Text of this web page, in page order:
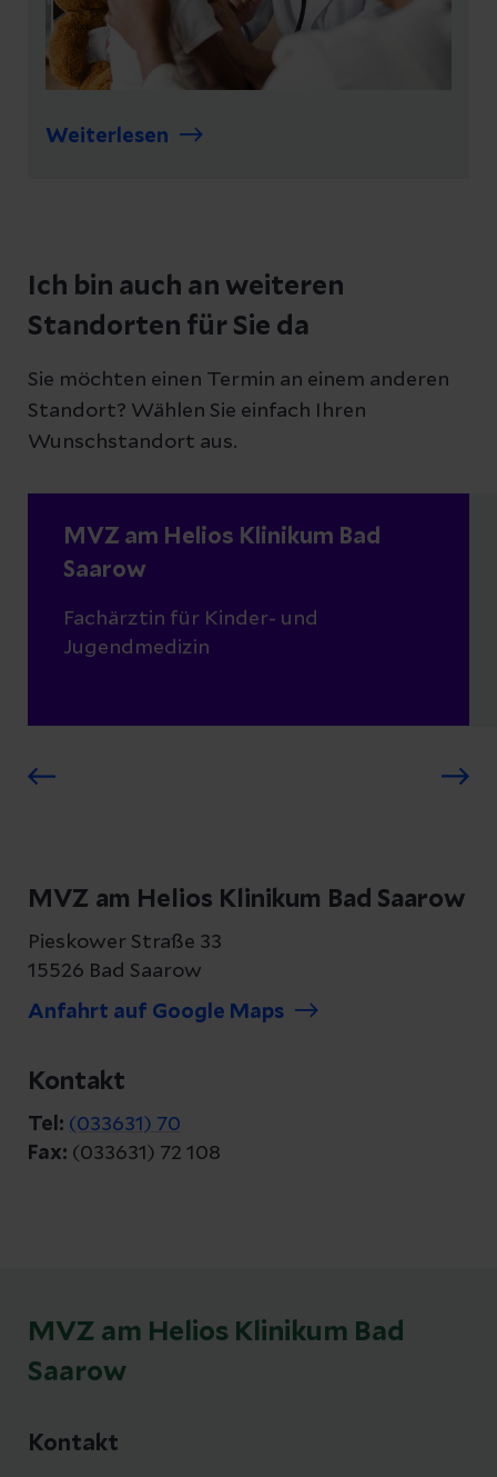
Weiterlesen
Ich bin auch an weiteren
Standorten für Sie da
Sie möchten einen Termin an einem anderen
Standort? Wählen Sie einfach Ihren
Wunschstandort aus.
MVZ am Helios Klinikum Bad
Saarow
Fachärztin für Kinder- und
Jugendmedizin
MVZ am Helios Klinikum Bad Saarow
Pieskower Straße 33
15526 Bad Saarow
Anfahrt auf Google Maps
Kontakt
Tel: (033631) 70
Fax: (033631) 72 108
MVZ am Helios Klinikum Bad
Saarow
Kontakt